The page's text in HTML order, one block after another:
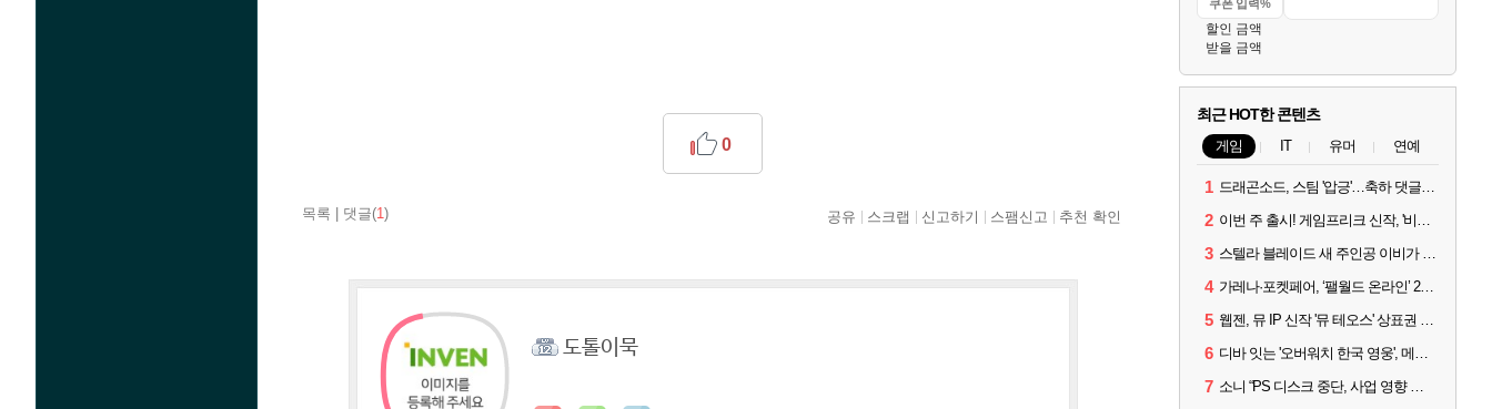
목록 댓글(1)
0
공유 스크랩 신고하기 스팸신고 추천 확인
도톨이묵
할인 금액
받을 금액
최근 HOT한 콘텐츠
게임 IT 유머 연예
1 드래곤소드, 스팀 '압긍'…축하 댓글 달고 게임 코드 받자!
2 이번 주 출시! 게임프리크 신작, '비스트 오브 리인카네이션'
3 스텔라 블레이드 새 주인공 이비가 부릅니다, 'Wanna be in LOVE' 뮤비 공개
4 가레나·포켓페어, ‘팰월드 온라인’ 2026년 출시 예고
5 웹젠, 뮤 IP 신작 '뮤 테오스' 상표권 출원
6 디바 잇는 '오버워치 한국 영웅', 메카 파일럿 디몬 나온다
7 소니 “PS 디스크 중단, 사업 영향 없다”